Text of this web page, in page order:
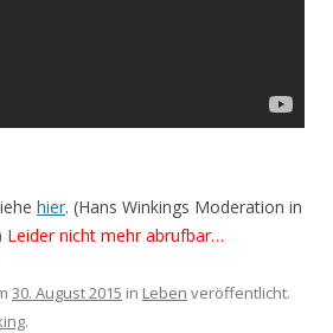
hier. (Hans Winkings Moderation in
Leider nicht mehr abrufbar…
30. August 2015 in Leben veröffentlicht.
.